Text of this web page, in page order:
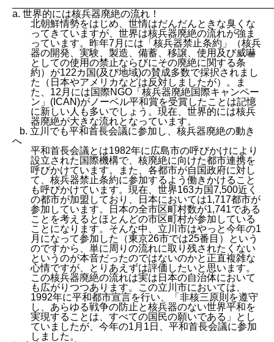
a. 世界的には核兵器廃絶の流れ！
北朝鮮情勢をはじめ、世情はだんだんときな臭くな
ってきていますが、世界は核兵器廃絶の流れが強ま
っています。昨年7月には「核兵器禁止条約」（核兵
器の開発、実験、製造、備蓄、移譲、使用及び威嚇
としての使用の禁止ならびにその廃絶に関する条
約）が122カ国(及び地域)の賛成多数で採択されまし
た（日本やアメリカなどは反対しましたが）。ま
た、12月には国際NGO「核兵器廃絶国際キャンペー
ン」(ICAN)がノーベル平和賞を受賞したことは記憶
に新しい人も多いでしょう。現在、世界的には核兵
器廃絶が大きな流れとなっています。
b. 立川でも平和首長会議に参加し、核兵器廃絶の動き
へ
平和首長会議とは1982年に広島市の呼びかけにより
設立された国際機構で、核廃絶に向けた都市連携を
呼びかけています。また、各都市が自国政府に対し
て、核兵器禁止条約に参加するよう働きかけること
も呼びかけています。現在、世界163カ国7,500近く
の都市が加盟しており、日本においては1,717都市が
参加しています。日本の全市区町村数が1,741である
ことを考えるとほとんどの市区町村が参加している
ことになります。そんな中、立川市はやっと今年の1
月になって参加した（東京26市では25番目）という
のですから、単に周りの流れに取り残されたくない
というのが本音だったのではないのかと正直複雑な
心情ですが、とりあえずは評価したいと思います。
この核兵器廃絶の流れは実は日本の自治体において
も広がりつつあります。この立川市においては、
1992年に平和都市宣言を行い、「非核三原則を遵守
し、あらゆる戦争の防止と核兵器のない世界平和を
実現することは、すべての国民の願いである」とし
ていましたが、今年の1月1日、平和首長会議に参加
しました。